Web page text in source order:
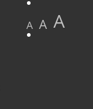
A A A